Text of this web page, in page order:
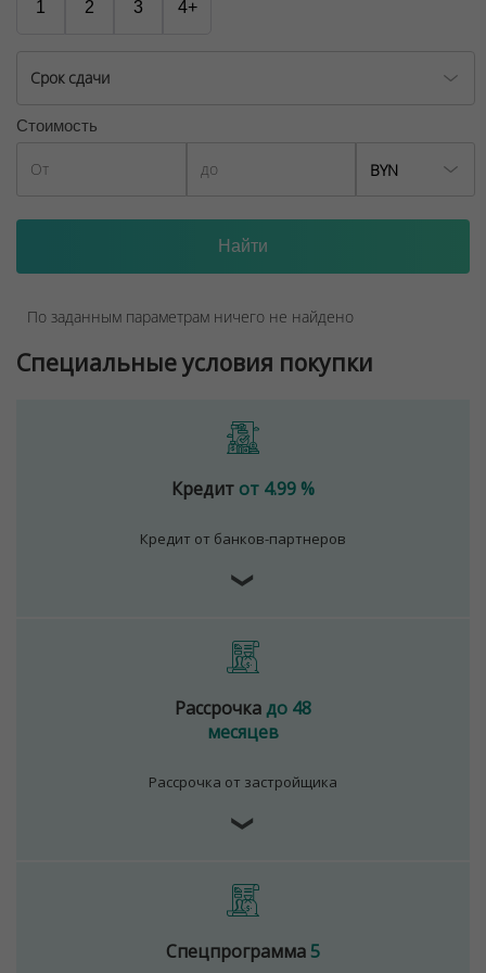
1 2 3 4+
Срок сдачи
Стоимость
BYN
По заданным параметрам ничего не найдено
Специальные условия покупки
Кредит от 4.99 %
Кредит от банков-партнеров
❯
Рассрочкадо 48
месяцев
Рассрочка от застройщика
❯
Спецпрограмма5